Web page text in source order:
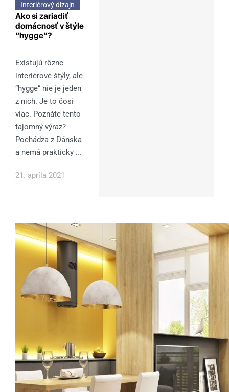
Interiérový dizajn
Ako si zariadiť
domácnosť v štýle
“hygge”?
Existujú rôzne
interiérové štýly, ale
“hygge” nie je jeden
z nich. Je to čosi
viac. Poznáte tento
tajomný výraz?
Pochádza z Dánska
a nemá prakticky ...
21. apríla 2021